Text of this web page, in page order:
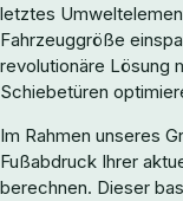
letztes
Fahrzeuggröße
revolutionäre Lösung
Schiebetüren
Im Rahmen unseres
Fußabdruck Ihrer
berechnen. Dieser